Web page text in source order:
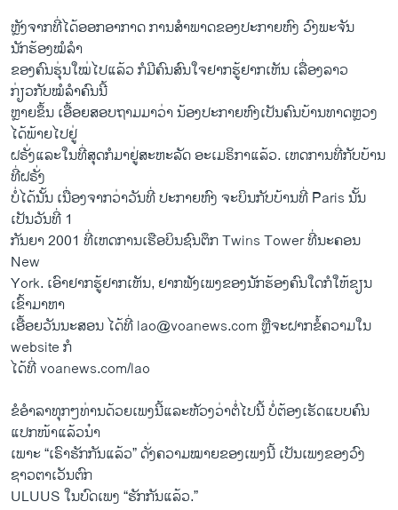
ຫຼັງຈາກທີ່ໄດ້ອອກອາກາດ ການສໍາພາດຂອງປະກາຍຫົງ ວົງພະຈັນ
ນັກຮ້ອງໝໍລໍາ
ຂອງຄົນຮຸ່ນໃໝ່ໄປແລ້ວ ກໍມີຄົນສົນໃຈຢາກຮູ້ຢາກເຫັນ ເລື່ອງລາວ
ກ່ຽວກັບໝໍລໍາຄົນນີ້
ຫຼາຍຂຶ້ນ ເອື້ອຍສອບຖາມມາວ່າ ນ້ອງປະກາຍຫົງເປັນຄົນບ້ານທາດຫຼວງ
ໄດ້ພ້າຍໄປຢູ່
ຝຣັ່ງແລະໃນທີ່ສຸດກໍມາຢູ່ສະຫະລັດ ອະເມຣິກາແລ້ວ. ເຫດການທີ່ກັບບ້ານ
ທີ່ຝຣັ່ງ
ບໍ່ໄດ້ນັ້ນ ເນື່ອງຈາກວ່າວັນທີ່ ປະກາຍຫົງ ຈະບິນກັບບ້ານທີ່ Paris ນັ້ນ
ເປັນວັນທີ່ 1
ກັນຍາ 2001 ທີ່ເຫດການເຮືອບິນຊົນຕຶກ Twins Tower ທີ່​ນະຄອນ
New
York. ​ເອົາ​ຢາກ​ຮູ້​ຢາກ​ເຫັນ, ຢາກ​ຟັງ​ເພງ​ຂອງ​ນັກ​ຮ້ອງ​ຄົນ​ໃດ​ກໍ​ໃຫ້​ຂຽນ​
ເຂົ້າ​ມາ​ຫາ
ເອື້ອຍ​ວັນນະ​ສອນ ​ໄດ້​ທີ່​ lao@voanews.com ຫຼືຈະ​ຝາກ​ຂໍ້ຄວາມ​ໃນ​
website ກໍ
ໄດ້​ທີ່ voanews.com/lao
ຂໍ​ອໍາ​ລາ​ທຸກໆ​ທ່ານດ້ວຍເພງນີ້​ແລະ​ຫັວງວ່າ​ຕໍ່​ໄປ​ນີ້ ບໍ່​ຕ້ອງ​ເຮັດ​ແບບ​ຄົນ​
ແປກ​ໜ້າ​ແລ້ວນ໋າ
ເພາະ “​ເຣົາຮັກ​ກັນ​ແລ້ວ” ດັ່ງ​ຄວາມ​ໝາຍ​ຂອງ​ເພງ​ນີ້ ເປັນ​ເພງ​ຂອງ​ວົງ​
ຊາວ​ຕາ​ເວັນ​ຕົກ
ULUUS ​ໃນ​ບົດ​ເພງ “ຮັກ​ກັນ​ແລ້ວ.”